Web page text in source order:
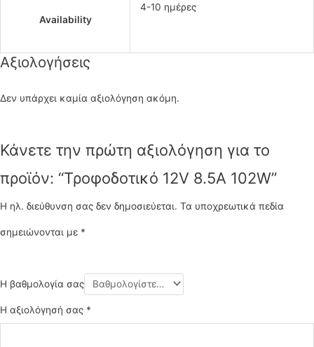
Availability
4-10 ημέρες
Αξιολογήσεις
Δεν υπάρχει καμία αξιολόγηση ακόμη.
Κάνετε την πρώτη αξιολόγηση για το
προϊόν: “Τροφοδοτικό 12V 8.5A 102W”
Η ηλ. διεύθυνση σας δεν δημοσιεύεται. Τα υποχρεωτικά πεδία
σημειώνονται με *
Η βαθμολογία σας
Η αξιολόγησή σας *